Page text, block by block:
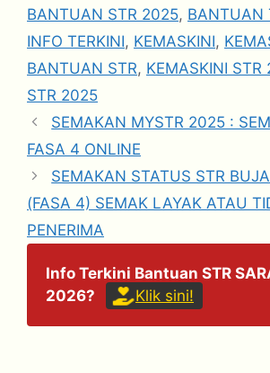
BANTUAN STR 2025, BANTUAN
INFO TERKINI, KEMASKINI,
BANTUAN STR, KEMASKINI STR
STR 2025
SEMAKAN MYSTR 2025 :
FASA 4 ONLINE
SEMAKAN STATUS STR
(FASA 4) SEMAK LAYAK ATAU
PENERIMA
Info Terkini Bantuan STR
2026?
Klik sini!